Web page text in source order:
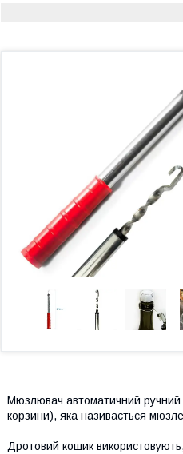
Мюзлювач автоматичний ручний
корзини), яка називається
Дротовий кошик